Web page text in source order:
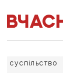
суспільство